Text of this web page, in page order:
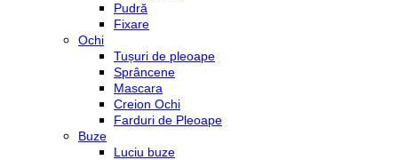
Pudră
Fixare
Ochi
Tușuri de pleoape
Sprâncene
Mascara
Creion Ochi
Farduri de Pleoape
Buze
Luciu buze